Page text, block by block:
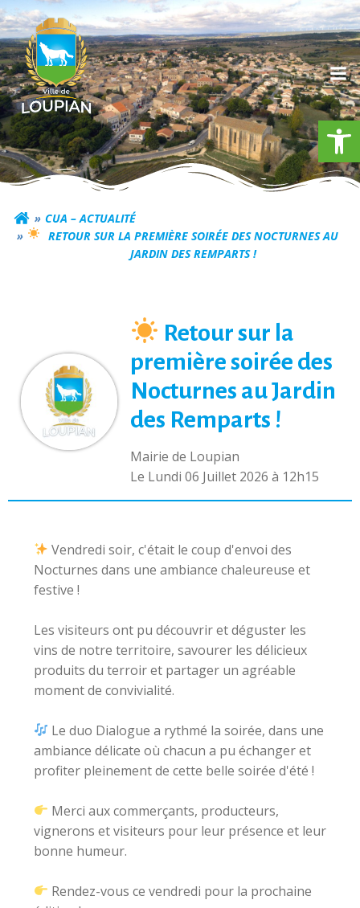
Aller
au
contenu
Commune de
CUA – ACTUALITÉ
RETOUR SUR LA PREMIÈRE SOIRÉE DES NOCTURNES AU
JARDIN DES REMPARTS !
Retour sur la
première soirée des
Nocturnes au Jardin
des Remparts !
Mairie de Loupian
Le Lundi 06 Juillet 2026 à 12h15
​ Vendredi soir, c'était le coup d'envoi des
Nocturnes dans une ambiance chaleureuse et
festive !
Les visiteurs ont pu découvrir et déguster les
vins de notre territoire, savourer les délicieux
produits du terroir et partager un agréable
moment de convivialité.
Le duo Dialogue a rythmé la soirée, dans une
ambiance délicate où chacun a pu échanger et
profiter pleinement de cette belle soirée d'été !
Merci aux commerçants, producteurs,
vignerons et visiteurs pour leur présence et leur
bonne humeur.
Rendez-vous ce vendredi pour la prochaine